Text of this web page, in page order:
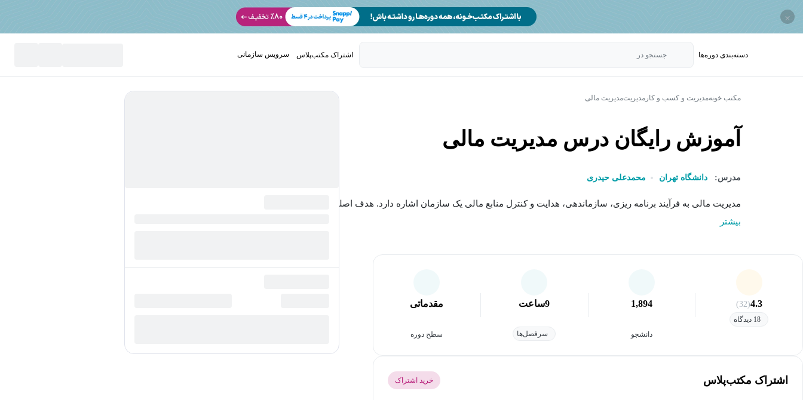
×
دسته‌بندی‌ دوره‌ها جستجو در اشتراک مکتب‌پلاس سرویس سازمانی
مکتب خونهمدیریت و کسب و کار مدیریتمدیریت مالی
آموزش رایگان درس مدیریت مالی
مدرس: دانشگاه تهران محمدعلی حیدری
مدیریت مالی به فرآیند برنامه ریزی، سازماندهی، هدایت و کنترل منابع مالی یک سازمان اشاره دارد. هدف اصلی...
بیشتر
4.3
(32)
18 دیدگاه
1,894
دانشجو
9ساعت
سرفصل‌ها
مقدماتی
سطح دوره
اشتراک مکتب‌پلاس خرید اشتراک